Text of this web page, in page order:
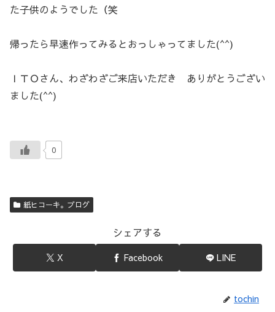
た子供のようでした（笑
帰ったら早速作ってみるとおっしゃってました(^^)
ＩＴＯさん、わざわざご来店いただき ありがとうござい
ました(^^)
0
紙ヒコーキ。ブログ
シェアする
X Facebook LINE
tochin